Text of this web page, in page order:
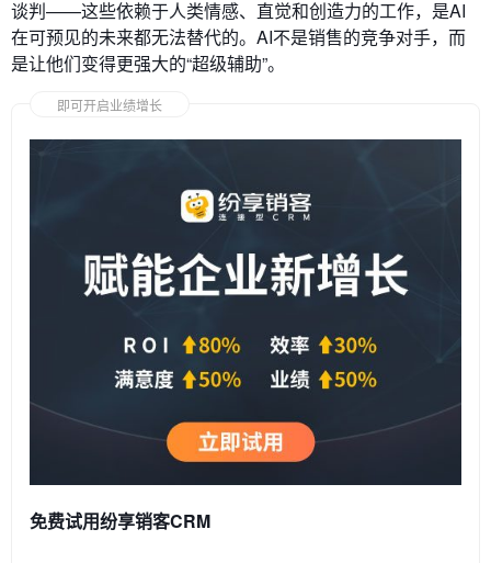
谈判——这些依赖于人类情感、直觉和创造力的工作，是AI
在可预见的未来都无法替代的。AI不是销售的竞争对手，而
是让他们变得更强大的“超级辅助”。
即可开启业绩增长
免费试用纷享销客CRM